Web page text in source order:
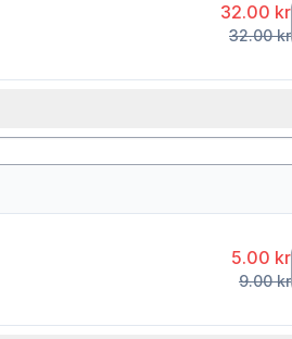
32.00 kr
32.00kr
5.00 kr
9.00kr